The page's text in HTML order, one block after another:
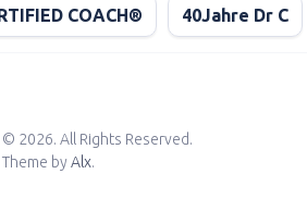
COACH® 40Jahre Dr C
2026. All Rights Reserved.
Theme byAlx.